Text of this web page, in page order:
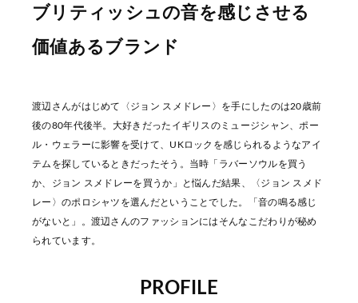
ブリティッシュの音を感じさせる
価値あるブランド
渡辺さんがはじめて〈ジョン スメドレー〉を手にしたのは20歳前
後の80年代後半。大好きだったイギリスのミュージシャン、ポー
ル・ウェラーに影響を受けて、UKロックを感じられるようなアイ
テムを探しているときだったそう。当時「ラバーソウルを買う
か、ジョン スメドレーを買うか」と悩んだ結果、〈ジョン スメド
レー〉のポロシャツを選んだということでした。「音の鳴る感じ
がないと」。渡辺さんのファッションにはそんなこだわりが秘め
られています。
PROFILE